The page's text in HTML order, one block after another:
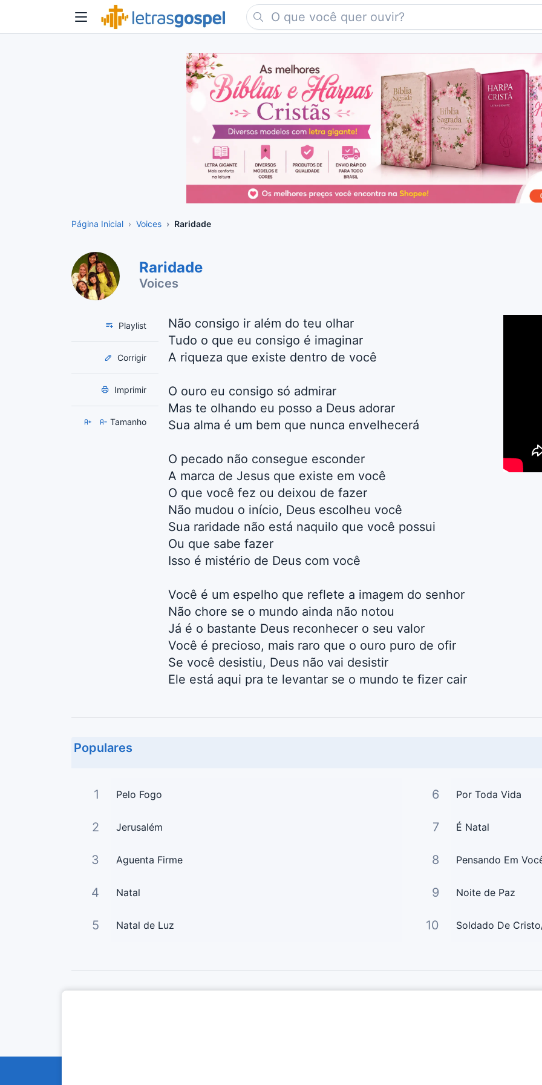
Página Inicial Voices Raridade
Raridade
Voices
Playlist
Corrigir
Imprimir
Tamanho
Não consigo ir além do teu olhar
Tudo o que eu consigo é imaginar
A riqueza que existe dentro de você
O ouro eu consigo só admirar
Mas te olhando eu posso a Deus adorar
Sua alma é um bem que nunca envelhecerá
O pecado não consegue esconder
A marca de Jesus que existe em você
O que você fez ou deixou de fazer
Não mudou o início, Deus escolheu você
Sua raridade não está naquilo que você possui
Ou que sabe fazer
Isso é mistério de Deus com você
Você é um espelho que reflete a imagem do senhor
Não chore se o mundo ainda não notou
Já é o bastante Deus reconhecer o seu valor
Você é precioso, mais raro que o ouro puro de ofir
Se você desistiu, Deus não vai desistir
Ele está aqui pra te levantar se o mundo te fizer cair
Populares
1 Pelo Fogo
2 Jerusalém
3 Aguenta Firme
4 Natal
5 Natal de Luz
6 Por Toda Vida
7 É Natal
8 Pensando Em
9 Noite de Paz
10 Soldado De